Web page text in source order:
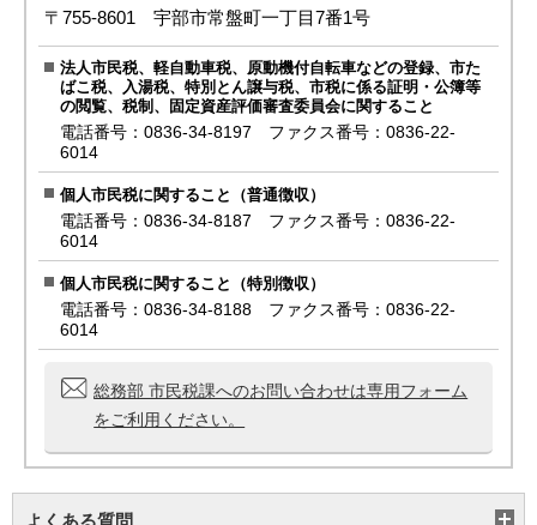
〒755-8601 宇部市常盤町一丁目7番1号
法人市民税、軽自動車税、原動機付自転車などの登録、市た
ばこ税、入湯税、特別とん譲与税、市税に係る証明・公簿等
の閲覧、税制、固定資産評価審査委員会に関すること
電話番号：0836-34-8197 ファクス番号：0836-22-
6014
個人市民税に関すること（普通徴収）
電話番号：0836-34-8187 ファクス番号：0836-22-
6014
個人市民税に関すること（特別徴収）
電話番号：0836-34-8188 ファクス番号：0836-22-
6014
総務部 市民税課へのお問い合わせは専用フォーム
をご利用ください。
よくある質問